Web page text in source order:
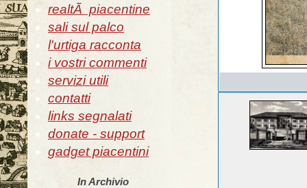
realtÃ piacentine
sali sul palco
l'urtiga racconta
i vostri commenti
servizi utili
contatti
links segnalati
donate - support
gadget piacentini
In Archivio